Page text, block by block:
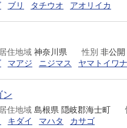
ブリ タチウオ アオリイカ
居住地域 神奈川県 性別 非公開
マアジ ニジマス ヤマトイワナ
ン
居住地域 島根県 隠岐郡海士町
キダイ マハタ カサゴ